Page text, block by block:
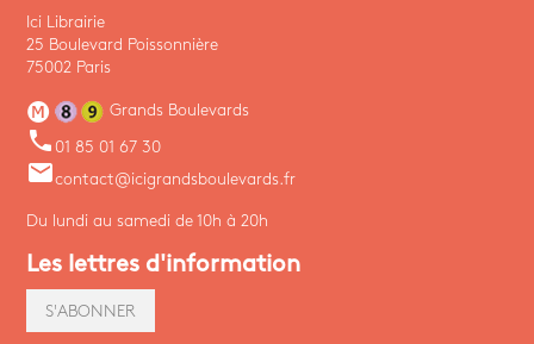
Ici Librairie
25 Boulevard Poissonnière
75002 Paris
Grands Boulevards
phone 01 85 01 67 30
emailcontact@icigrandsboulevards.fr
Du lundi au samedi de 10h à 20h
Les lettres d'information
S'ABONNER